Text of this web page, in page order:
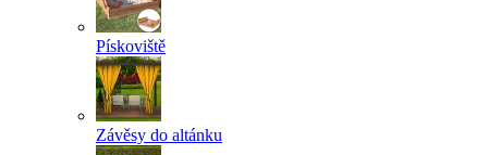
Pískoviště
Závěsy do altánku